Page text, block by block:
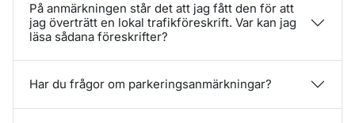
På anmärkningen står det att jag fått den för att
jag överträtt en lokal trafikföreskrift. Var kan jag
läsa sådana föreskrifter?
Har du frågor om parkeringsanmärkningar?